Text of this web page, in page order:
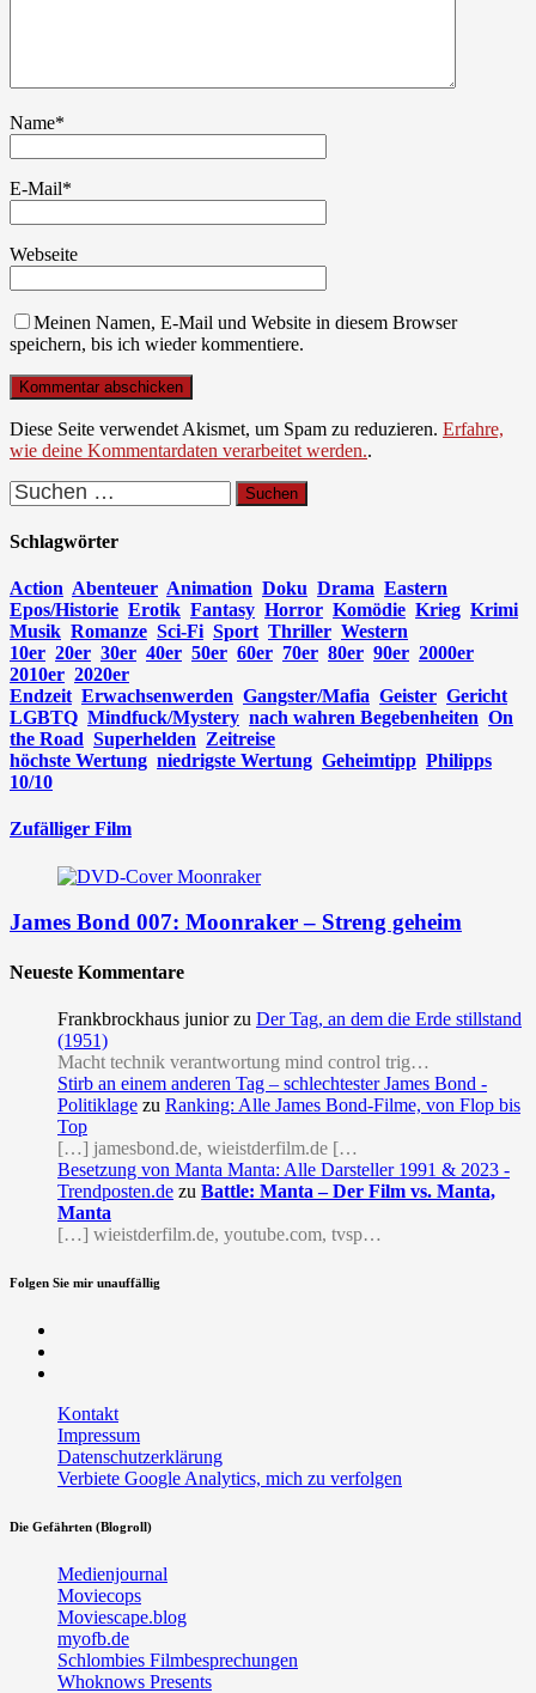
Name*
E-Mail*
Webseite
Meinen Namen, E-Mail und Website in diesem Browser
speichern, bis ich wieder kommentiere.
Diese Seite verwendet Akismet, um Spam zu reduzieren. Erfahre,
wie deine Kommentardaten verarbeitet werden..
Suchen
nach:
Schlagwörter
Action Abenteuer Animation Doku Drama Eastern
Epos/Historie Erotik Fantasy Horror Komödie Krieg Krimi
Musik Romanze Sci-Fi Sport Thriller Western
10er 20er 30er 40er 50er 60er 70er 80er 90er 2000er
2010er 2020er
Endzeit Erwachsenwerden Gangster/Mafia Geister Gericht
LGBTQ Mindfuck/Mystery nach wahren Begebenheiten On
the Road Superhelden Zeitreise
höchste Wertung niedrigste Wertung Geheimtipp Philipps
10/10
Zufälliger Film
James Bond 007: Moonraker – Streng geheim
Neueste Kommentare
Frankbrockhaus junior zu Der Tag, an dem die Erde stillstand
(1951)
Macht technik verantwortung mind control trig…
Stirb an einem anderen Tag – schlechtester James Bond -
Politiklage zu Ranking: Alle James Bond-Filme, von Flop bis
Top
[…] jamesbond.de, wieistderfilm.de […
Besetzung von Manta Manta: Alle Darsteller 1991 & 2023 -
Trendposten.de zu Battle: Manta – Der Film vs. Manta,
Manta
[…] wieistderfilm.de, youtube.com, tvsp…
Folgen Sie mir unauffällig
Kontakt
Impressum
Datenschutzerklärung
Verbiete Google Analytics, mich zu verfolgen
Die Gefährten (Blogroll)
Medienjournal
Moviecops
Moviescape.blog
myofb.de
Schlombies Filmbesprechungen
Whoknows Presents